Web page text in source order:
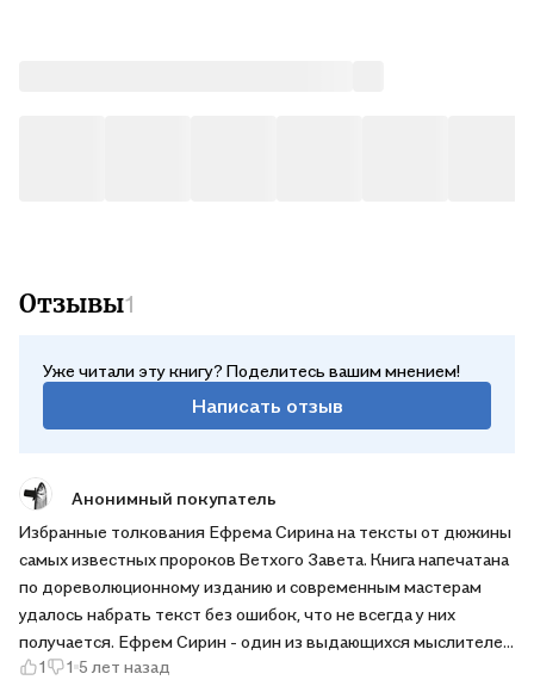
Отзывы1
Уже читали эту книгу? Поделитесь вашим мнением!
Написать отзыв
Анонимный покупатель
Избранные толкования Ефрема Сирина на тексты от дюжины
самых известных пророков Ветхого Завета. Книга напечатана
по дореволюционному изданию и современным мастерам
удалось набрать текст без ошибок, что не всегда у них
получается. Ефрем Сирин - один из выдающихся мыслителей
Церкви, живший в 4 веке. Прославился не только этими
1 1 5 лет назад